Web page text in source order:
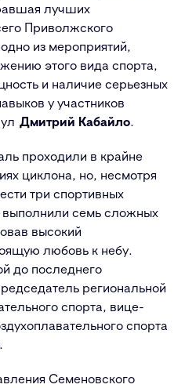
лучших
Приволжского
из мероприятий,
этого вида спорта,
и наличие серьезных
у участников
Дмитрий Кабайло.
проходили в крайне
циклона, но, несмотря
три спортивных
семь сложных
высокий
любовь к небу.
до последнего
региональной
спорта, вице-
спорта
.
Семеновского